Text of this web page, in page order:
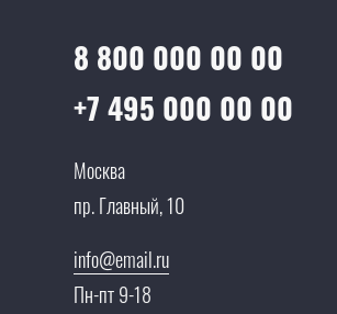
8 800 000 00 00
+7 495 000 00 00
Москва
пр. Главный, 10
info@email.ru
Пн-пт 9-18